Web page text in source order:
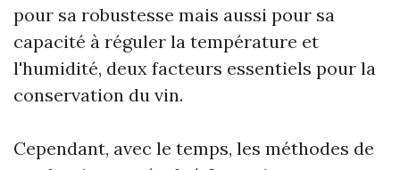
pour sa robustesse mais aussi pour sa
capacité à réguler la température et
l'humidité, deux facteurs essentiels pour la
conservation du vin.
Cependant, avec le temps, les méthodes de